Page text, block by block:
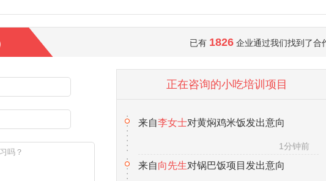
已有 1826 企业通过我们找到了合
正在咨询的小吃培训项目
1分钟前
对锅巴饭项目发出意向
1分钟前
来自马女士对热卤项目发出意向
来自赵先生对小地锅项目发出意向